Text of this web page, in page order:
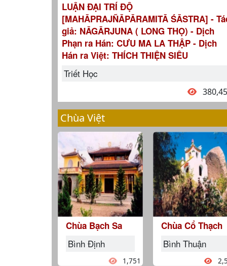
LUẬN ĐẠI TRÍ ĐỘ
[MAHĀPRAJÑĀPĀRAMITĀ ŚĀSTRA] -
giả: NĀGĀRJUNA ( LONG THỌ) - Dịch
Phạn ra Hán: CƯU MA LA THẬP - Dịch
Hán ra Việt: THÍCH THIỆN SIÊU
Triết Học
Chùa Việt
Chùa Bạch Sa
Bình Định
1,751
Chùa Cổ Thạch
Bình Thuận